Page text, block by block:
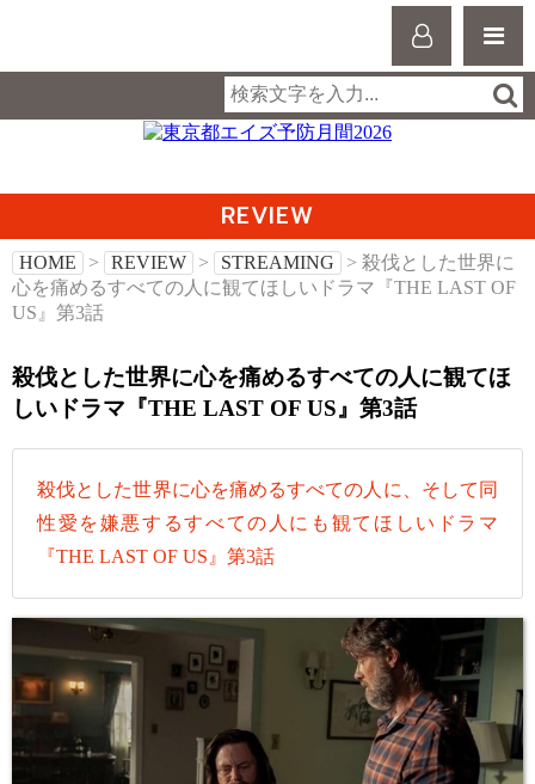
REVIEW
HOME > REVIEW > STREAMING
> 殺伐とした世界に
心を痛めるすべての人に観てほしいドラマ『THE LAST OF
US』第3話
殺伐とした世界に心を痛めるすべての人に観てほ
しいドラマ『THE LAST OF US』第3話
殺伐とした世界に心を痛めるすべての人に、そして同
性愛を嫌悪するすべての人にも観てほしいドラマ
『THE LAST OF US』第3話